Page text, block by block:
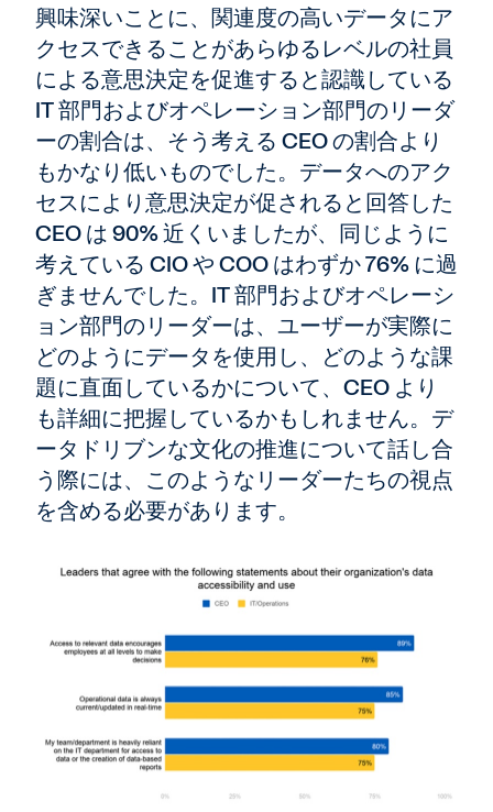
興味深いことに、関連度の高いデータにア
クセスできることがあらゆるレベルの社員
による意思決定を促進すると認識している
IT 部門およびオペレーション部門のリーダ
ーの割合は、そう考える CEO の割合より
もかなり低いものでした。データへのアク
セスにより意思決定が促されると回答した
CEO は 90% 近くいましたが、同じように
考えている CIO や COO はわずか 76% に過
ぎませんでした。IT 部門およびオペレーシ
ョン部門のリーダーは、ユーザーが実際に
どのようにデータを使用し、どのような課
題に直面しているかについて、CEO より
も詳細に把握しているかもしれません。デ
ータドリブンな文化の推進について話し合
う際には、このようなリーダーたちの視点
を含める必要があります。